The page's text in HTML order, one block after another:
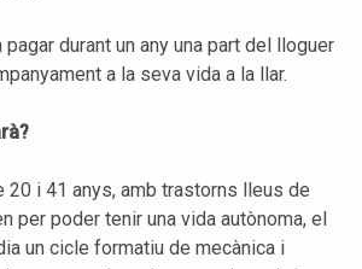
durant un any una part del lloguer
a la seva vida a la llar.
20 i 41 anys, amb trastorns lleus de
per poder tenir una vida autònoma, el
un cicle formatiu de mecànica i